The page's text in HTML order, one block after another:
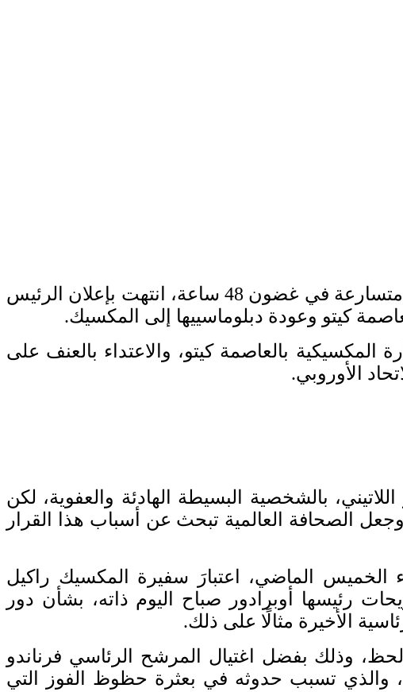
شهدت العلاقات الدبلوماسيّة المكسيكية الإكوادوريّة – نهاية الأسبوع الماضي- تطوّرات متسارعة في غضون 48 ساعة، انتهت بإعلان الرئيس
كيتو وعودة دبلوماسييها إلى المكسيك.
بالعاصمة كيتو، والاعتداء بالعنف على
الأوروبي.
بالشخصية البسيطة الهادئة والعفوية، لكن
الصحافة العالمية تبحث عن أسباب هذا القرار
الخميس الماضي، اعتبارَ سفيرة المكسيك راكيل
رئيسها أوبرادور صباح اليوم ذاته، بشأن دور
الأخيرة مثالًا على ذلك.
وذلك بفضل اغتيال المرشح الرئاسي فرناندو
والذي تسبب حدوثه في بعثرة حظوظ الفوز التي